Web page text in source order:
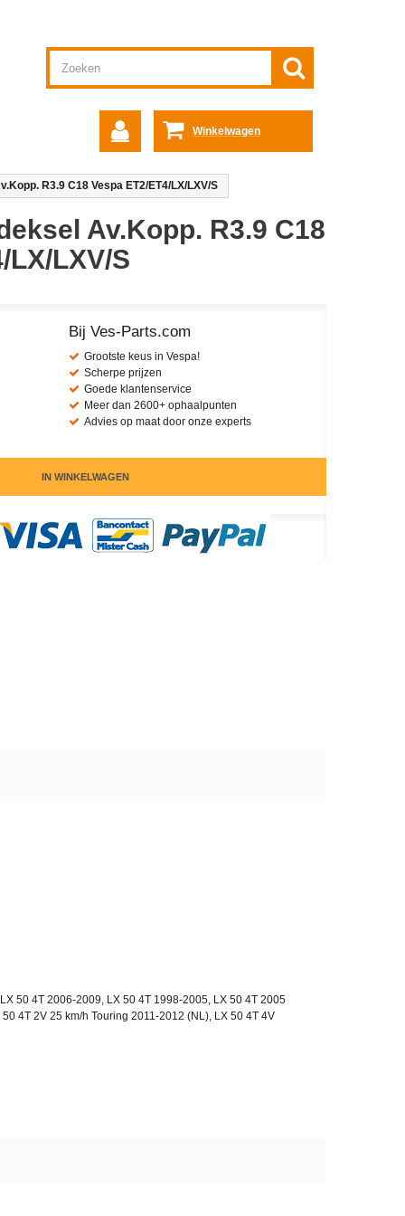
Winkelwagen
R3.9 C18 Vespa ET2/ET4/LX/LXV/S
Av.Kopp. R3.9 C18
LX/LXV/S
Bij Ves-Parts.com
Grootste keus in Vespa!
Scherpe prijzen
Goede klantenservice
Meer dan 2600+ ophaalpunten
Advies op maat door onze experts
IN WINKELWAGEN
50 4T 2006-2009, LX 50 4T 1998-2005, LX 50 4T 2005
4T 2V 25 km/h Touring 2011-2012 (NL), LX 50 4T 4V